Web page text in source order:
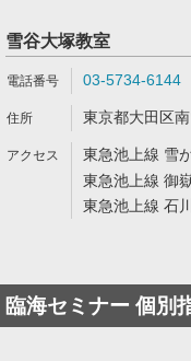
雪谷大塚教室
03-5734-6144
東京都大田区
東急池上線 雪
東急池上線 御
東急池上線 石
臨海セミナー 個別